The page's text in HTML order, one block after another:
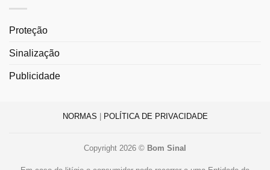
Proteção
Sinalização
Publicidade
NORMAS POLÍTICA DE PRIVACIDADE
Copyright 2026 © Bom Sinal